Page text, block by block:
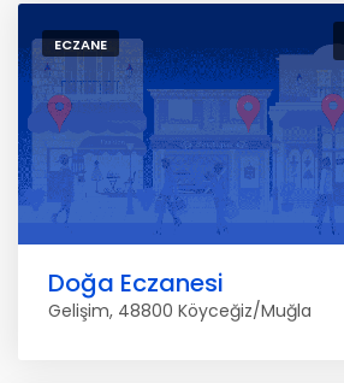
ECZANE
Doğa Eczanesi
Gelişim, 48800 Köyceğiz/Muğla